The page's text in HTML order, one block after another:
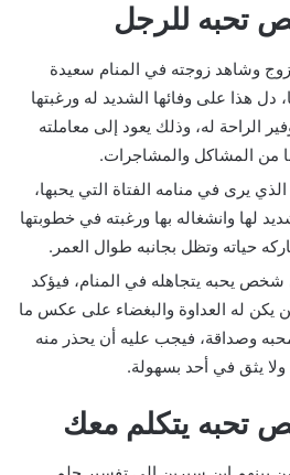
تحبه للرجل
وشاهد زوجته في المنام سعيدة
دل هذا على وفائها الشديد له ورغبتها
الراحة له، وذلك يعود إلى معاملته
من المشاكل والمشاجرات.
يرى في منامه الفتاة التي يحبها،
لها وانشغاله بها ورغبته في خطوبتها
حياته وتظل بجانبه طوال العمر.
يحبه يتجاهله في المنام، فيؤكد
يكن له العداوة والبغضاء على عكس ما
وصداقة، فيجب عليه أن يحذر منه
ولا يثق في أحد بسهولة.
تحبه يتكلم معك